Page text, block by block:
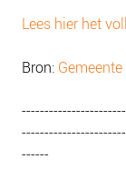
Lees hier het
Bron:
------